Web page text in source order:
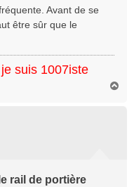
Avant de se
être sûr que le
suis 1007iste
rail de portière